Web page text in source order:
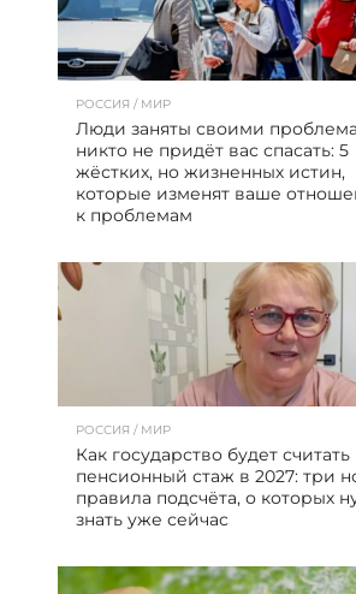
РОССИЯ / МИР
Люди заняты своими
никто не придёт вас спасать: 5
жёстких, но жизненных истин,
которые изменят ваше
к проблемам
РОССИЯ / МИР
Как государство будет считать
пенсионный стаж в 2027: три
правила подсчёта, о которых
знать уже сейчас